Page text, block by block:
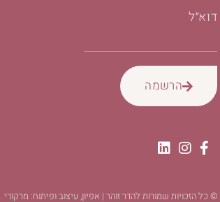
דוא״ל
הרשמה
© כל הזכויות שמורות להדר זוהר | אפיון, עיצוב ופיתוח: מרקורי